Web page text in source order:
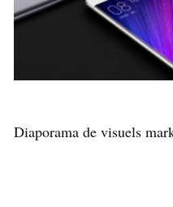
Diaporama de visuels